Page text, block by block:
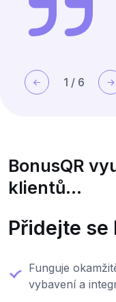
se vyskytne
můžeme se
věrnostní
přehlednější.
1 / 6
BonusQR
klientů...
Přidejte se
Funguje
vybavení a